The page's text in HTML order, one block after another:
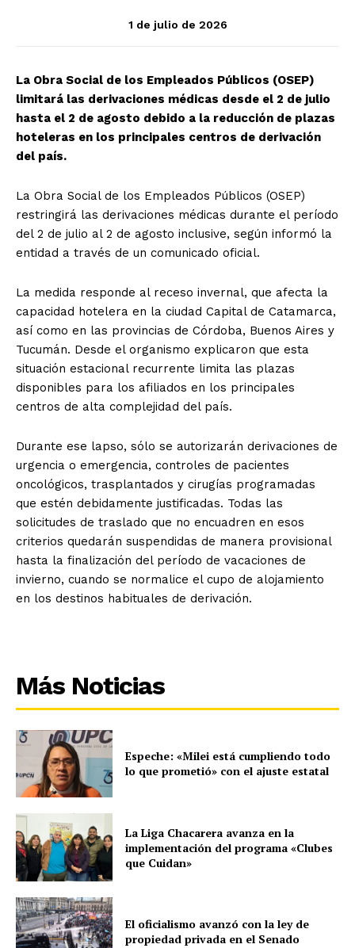
1 de julio de 2026
La Obra Social de los Empleados Públicos (OSEP)
limitará las derivaciones médicas desde el 2 de julio
hasta el 2 de agosto debido a la reducción de plazas
hoteleras en los principales centros de derivación
del país.
La Obra Social de los Empleados Públicos (OSEP)
restringirá las derivaciones médicas durante el período
del 2 de julio al 2 de agosto inclusive, según informó la
entidad a través de un comunicado oficial.
La medida responde al receso invernal, que afecta la
capacidad hotelera en la ciudad Capital de Catamarca,
así como en las provincias de Córdoba, Buenos Aires y
Tucumán. Desde el organismo explicaron que esta
situación estacional recurrente limita las plazas
disponibles para los afiliados en los principales
centros de alta complejidad del país.
Durante ese lapso, sólo se autorizarán derivaciones de
urgencia o emergencia, controles de pacientes
oncológicos, trasplantados y cirugías programadas
que estén debidamente justificadas. Todas las
solicitudes de traslado que no encuadren en esos
criterios quedarán suspendidas de manera provisional
hasta la finalización del período de vacaciones de
invierno, cuando se normalice el cupo de alojamiento
en los destinos habituales de derivación.
Más Noticias
Espeche: «Milei está cumpliendo todo
lo que prometió» con el ajuste estatal
La Liga Chacarera avanza en la
implementación del programa «Clubes
que Cuidan»
El oficialismo avanzó con la ley de
propiedad privada en el Senado